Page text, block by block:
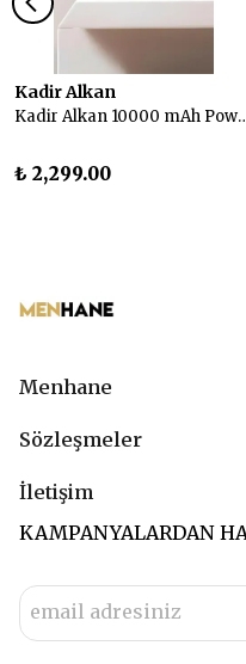
Kadir Alkan
Kadir Alkan
₺ 2,299.00
Menhane
Sözleşmeler
İletişim
KAMPANYALARDAN